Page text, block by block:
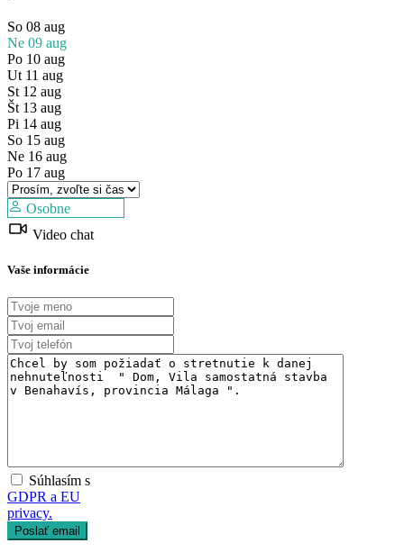
Predaj
Dostupné
So 08 aug
Ne 09 aug
Po 10 aug
Ut 11 aug
St 12 aug
Št 13 aug
Pi 14 aug
So 15 aug
Ne 16 aug
Po 17 aug
Osobne
Video chat
Vaše informácie
Súhlasím s
GDPR a EU
privacy.